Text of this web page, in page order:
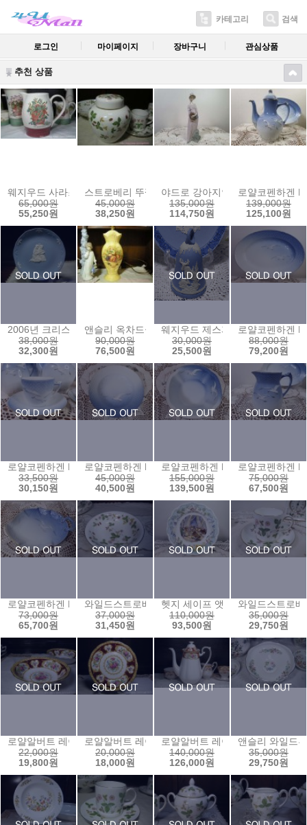
카테고리 검색
로그인 마이페이지 장바구니 관심상품
추천 상품
웨지우드 사라스가든 둥근저그(레드)
65,000원
55,250원
스트로베리 뚜껑함2
45,000원
38,250원
야드로 강아지안고 나들이숙녀
135,000원
114,750원
로얄코펜하겐
139,000원
125,100원
2006년 크리스마스 이어플레이트
38,000원
32,300원
앤슬리 옥차드골드 스탠드
90,000원
76,500원
웨지우드 제스퍼 루돌프종
30,000원
25,500원
로얄코펜하겐
88,000원
79,200원
로얄코펜하겐 B&G 블루시걸 갈매기 커피잔(180ml)
33,500원
30,150원
로얄코펜하겐 B&G 블루시걸 갈매기 습볼(24)
45,000원
40,500원
로얄코펜하겐 B&G 블루시걸 갈
155,000원
139,500원
로얄코펜하겐
75,000원
67,500원
로얄코펜하겐 B&G 블루시걸 갈매기 나뭇잎접시
73,000원
65,700원
와일드스트로베리 볼(16센티)
37,000원
31,450원
헷지 세이프 앳 라스트 접시
110,000원
93,500원
와일드스트로
35,000원
29,750원
로얄알버트 레이디해밀턴 찬기1(13)
22,000원
19,800원
로얄알버트 레이디해밀턴 케익접시
20,000원
18,000원
로얄알버트 레이디해밀턴 커피팟
140,000원
126,000원
앤슬리 와일드
35,000원
29,750원